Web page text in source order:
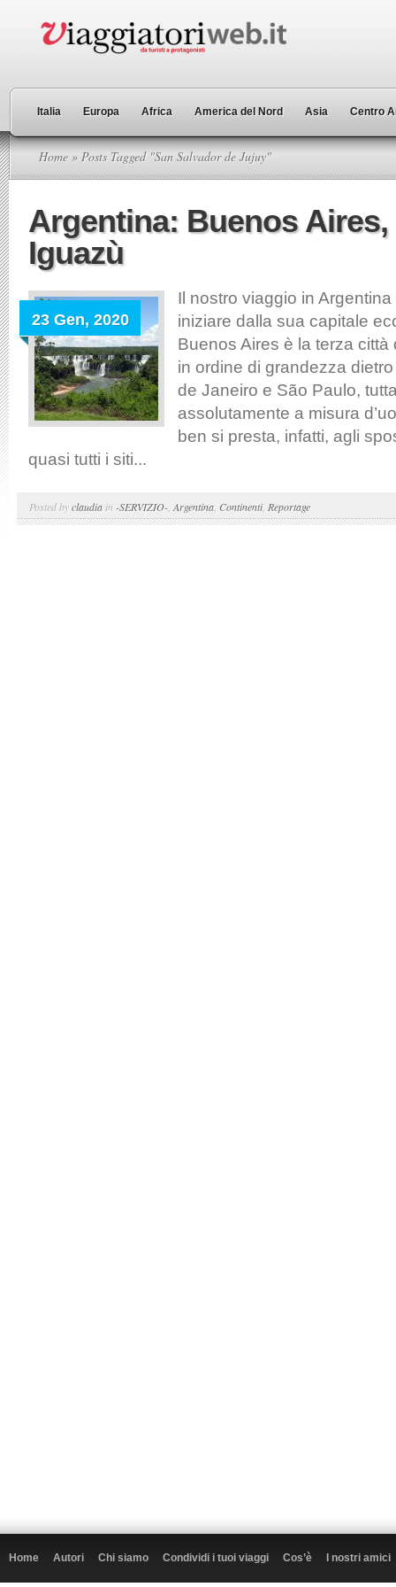
Italia Europa Africa America del Nord Asia Centro
Home » Posts Tagged "San Salvador de Jujuy"
Argentina: Buenos Aires,
Iguazù
23 Gen, 2020
Il nostro viaggio in
iniziare dalla sua capitale
Buenos Aires è la terza città
in ordine di grandezza
de Janeiro e São Paulo,
assolutamente a misura
ben si presta, infatti, agli
quasi tutti i siti...
Posted byclaudia in -SERVIZIO- Argentina Continenti, Reportage
Home Autori Chi siamo Condividi i tuoi viaggi Cos’è I nostri amici